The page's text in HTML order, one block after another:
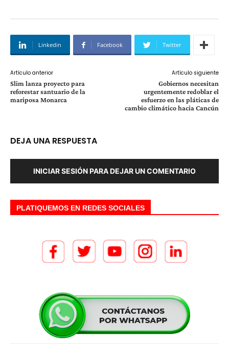
Linkedin Facebook Twitter
Artículo anterior
Slim lanza proyecto para
reforestar santuario de la
mariposa Monarca
Artículo siguiente
Gobiernos necesitan
urgentemente redoblar el
esfuerzo en las pláticas de
cambio climático hacia Cancún
DEJA UNA RESPUESTA
INICIAR SESIÓN PARA DEJAR UN COMENTARIO
PLATIQUEMOS EN REDES SOCIALES